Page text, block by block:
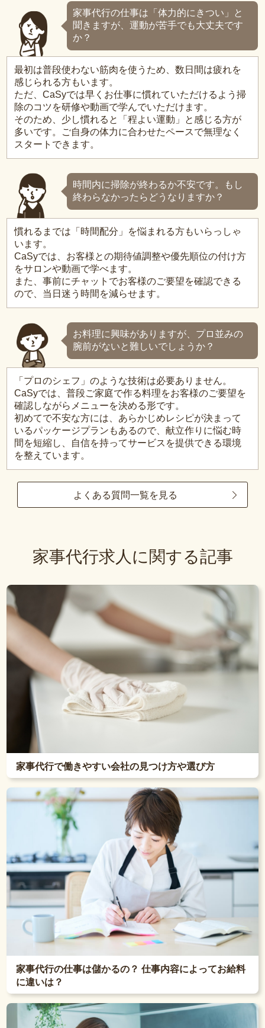
家事代行の仕事は「体力的にきつい」と
聞きますが、運動が苦手でも大丈夫です
か？
最初は普段使わない筋肉を使うため、数日間は疲れを
感じられる方もいます。
ただ、CaSyでは早くお仕事に慣れていただけるよう掃
除のコツを研修や動画で学んでいただけます。
そのため、少し慣れると「程よい運動」と感じる方が
多いです。ご自身の体力に合わせたペースで無理なく
スタートできます。
時間内に掃除が終わるか不安です。もし
終わらなかったらどうなりますか？
慣れるまでは「時間配分」を悩まれる方もいらっしゃ
います。
CaSyでは、お客様との期待値調整や優先順位の付け方
をサロンや動画で学べます。
また、事前にチャットでお客様のご要望を確認できる
ので、当日迷う時間を減らせます。
お料理に興味がありますが、プロ並みの
腕前がないと難しいでしょうか？
「プロのシェフ」のような技術は必要ありません。
CaSyでは、普段ご家庭で作る料理をお客様のご要望を
確認しながらメニューを決める形です。
初めてで不安な方には、あらかじめレシピが決まって
いるパッケージプランもあるので、献立作りに悩む時
間を短縮し、自信を持ってサービスを提供できる環境
を整えています。
よくある質問一覧を見る
家事代行求人に関する記事
家事代行で働きやすい会社の見つけ方や選び方
家事代行の仕事は儲かるの？ 仕事内容によってお給料
に違いは？